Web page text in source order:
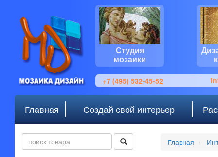
Студия
мозаики
+7 (495) 532-45-52
Главная Создай свой интерьер
Главная